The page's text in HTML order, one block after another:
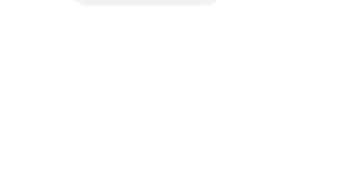
diario para lograr los objetivos